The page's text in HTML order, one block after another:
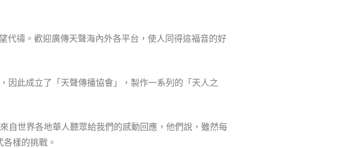
代禱。歡迎廣傳天聲海內外各平台，使人同得這福音的好
因此成立了「天聲傳播協會」，製作一系列的「天人之
自世界各地華人聽眾給我們的感動回應，他們說，雖然每
樣的挑戰。